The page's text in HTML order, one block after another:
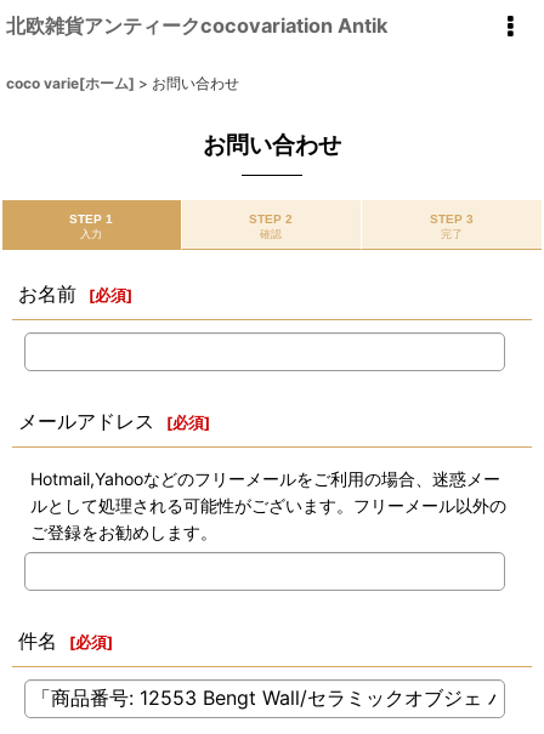
北欧雑貨アンティークcocovariation Antik
coco varie[ホーム] > お問い合わせ
お問い合わせ
STEP 1
入力
STEP 2
確認
STEP 3
完了
お名前 [必須]
メールアドレス [必須]
Hotmail,Yahooなどのフリーメールをご利用の場合、迷惑メー
ルとして処理される可能性がございます。フリーメール以外の
ご登録をお勧めします。
件名 [必須]